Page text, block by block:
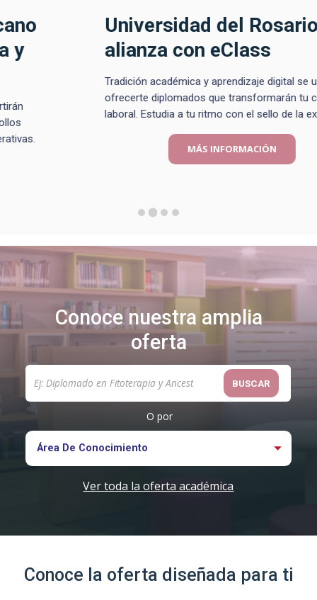
Universidad del Rosario en
alianza con eClass
Tradición académica y aprendizaje digital se unen para
ofrecerte diplomados que transformarán tu carrera
laboral. Estudia a tu ritmo con el sello de la excelencia.
MÁS INFORMACIÓN
Conoce nuestra amplia
oferta
BUSCAR
O por
Área De Conocimiento